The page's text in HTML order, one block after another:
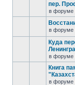
пер.
в форуме
в форуме
Куда
в форуме
Книга
в форуме